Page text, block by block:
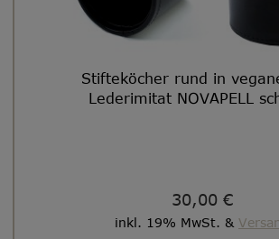
Stifteköcher rund in
Lederimitat NOVAPELL
30,00 €
inkl. 19% MwSt. &